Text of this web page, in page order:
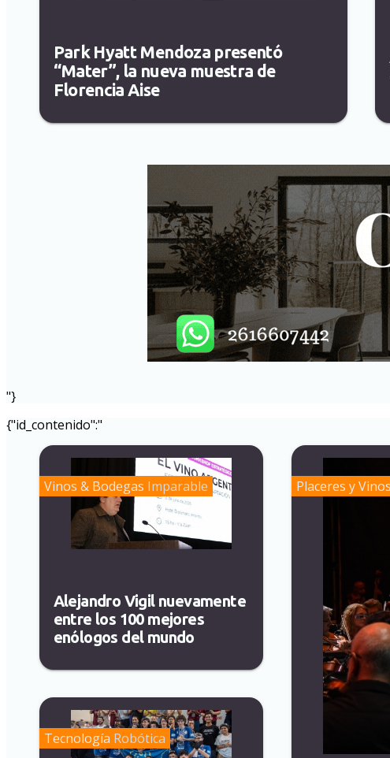
Park Hyatt Mendoza presentó
“Mater”, la nueva muestra de
Florencia Aise
"}
{"id_contenido":"
Placeres y Vinos
Vinos & Bodegas Imparable
Alejandro Vigil nuevamente
entre los 100 mejores
enólogos del mundo
Tecnología Robótica